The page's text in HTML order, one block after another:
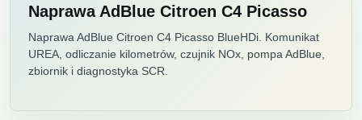
Naprawa AdBlue Citroen C4 Picasso
Naprawa AdBlue Citroen C4 Picasso BlueHDi. Komunikat
UREA, odliczanie kilometrów, czujnik NOx, pompa AdBlue,
zbiornik i diagnostyka SCR.